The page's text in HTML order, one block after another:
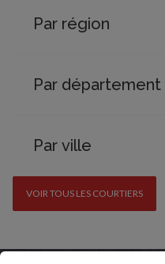
Par région
Par département
Par ville
VOIR TOUS LES COURTIERS